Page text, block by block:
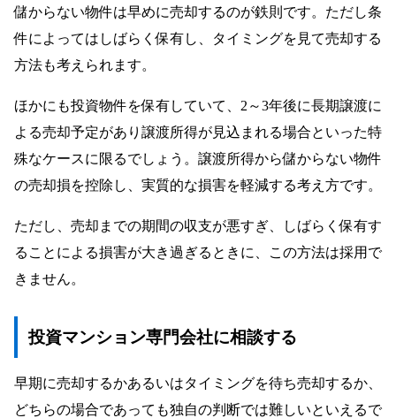
儲からない物件は早めに売却するのが鉄則です。ただし条
件によってはしばらく保有し、タイミングを見て売却する
方法も考えられます。
ほかにも投資物件を保有していて、2～3年後に長期譲渡に
よる売却予定があり譲渡所得が見込まれる場合といった特
殊なケースに限るでしょう。譲渡所得から儲からない物件
の売却損を控除し、実質的な損害を軽減する考え方です。
ただし、売却までの期間の収支が悪すぎ、しばらく保有す
ることによる損害が大き過ぎるときに、この方法は採用で
きません。
投資マンション専門会社に相談する
早期に売却するかあるいはタイミングを待ち売却するか、
どちらの場合であっても独自の判断では難しいといえるで